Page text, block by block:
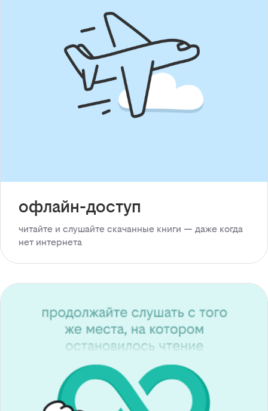
офлайн-доступ
читайте и слушайте скачанные книги — даже когда
нет интернета